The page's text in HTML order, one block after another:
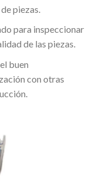
piezas.
para inspeccionar
de las piezas.
buen
con otras